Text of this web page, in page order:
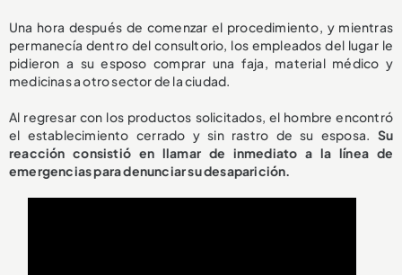
Una hora después de comenzar el procedimiento, y mientras
permanecía dentro del consultorio, los empleados del lugar le
pidieron a su esposo comprar una faja, material médico y
medicinas a otro sector de la ciudad.
Al regresar con los productos solicitados, el hombre encontró
el establecimiento cerrado y sin rastro de su esposa. Su
reacción consistió en llamar de inmediato a la línea de
emergencias para denunciar su desaparición.